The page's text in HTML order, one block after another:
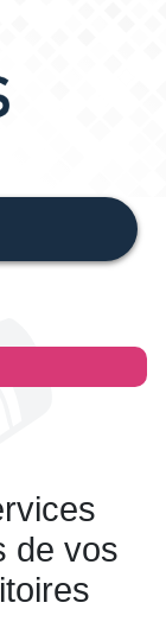
de vos